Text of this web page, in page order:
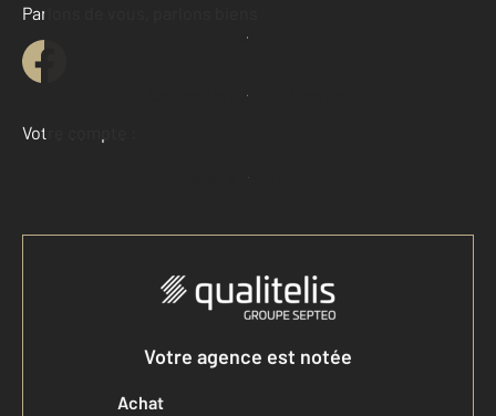
Contacter l'agence
Demander une estimation
Parlons de vous, parlons biens
Votre compte :
Accéder à mon compte
Votre agence est notée
Achat